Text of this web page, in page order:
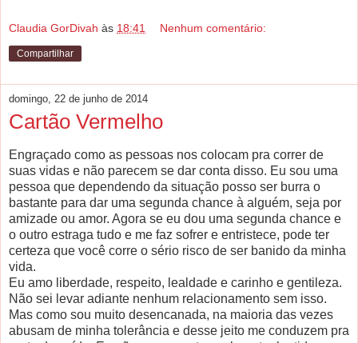
Claudia GorDivah às 18:41 Nenhum comentário:
Compartilhar
domingo, 22 de junho de 2014
Cartão Vermelho
Engraçado como as pessoas nos colocam pra correr de
suas vidas e não parecem se dar conta disso. Eu sou uma
pessoa que dependendo da situação posso ser burra o
bastante para dar uma segunda chance à alguém, seja por
amizade ou amor. Agora se eu dou uma segunda chance e
o outro estraga tudo e me faz sofrer e entristece, pode ter
certeza que você corre o sério risco de ser banido da minha
vida.
Eu amo liberdade, respeito, lealdade e carinho e gentileza.
Não sei levar adiante nenhum relacionamento sem isso.
Mas como sou muito desencanada, na maioria das vezes
abusam de minha tolerância e desse jeito me conduzem pra